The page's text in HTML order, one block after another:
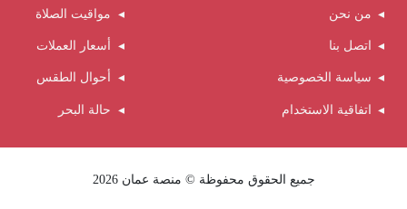
من نحن
اتصل بنا
سياسة الخصوصية
اتفاقية الاستخدام
مواقيت الصلاة
أسعار العملات
أحوال الطقس
حالة البحر
جميع الحقوق محفوظة © منصة عمان 2026